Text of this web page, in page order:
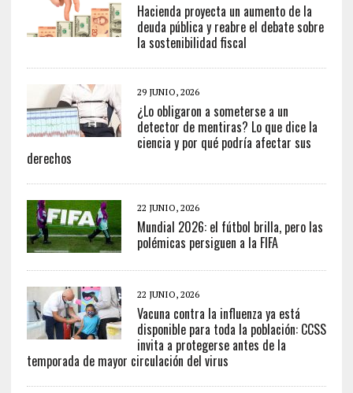
Hacienda proyecta un aumento de la
deuda pública y reabre el debate sobre
la sostenibilidad fiscal
29 JUNIO, 2026
¿Lo obligaron a someterse a un
detector de mentiras? Lo que dice la
ciencia y por qué podría afectar sus
derechos
22 JUNIO, 2026
Mundial 2026: el fútbol brilla, pero las
polémicas persiguen a la FIFA
22 JUNIO, 2026
Vacuna contra la influenza ya está
disponible para toda la población: CCSS
invita a protegerse antes de la
temporada de mayor circulación del virus